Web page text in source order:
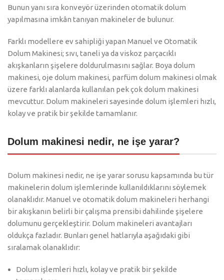
Bunun yanı sıra konveyör üzerinden otomatik dolum
yapılmasına imkân tanıyan makineler de bulunur.
Farklı modellere ev sahipliği yapan Manuel ve Otomatik
Dolum Makinesi; sıvı, taneli ya da viskoz parçacıklı
akışkanların şişelere doldurulmasını sağlar. Boya dolum
makinesi, oje dolum makinesi, parfüm dolum makinesi olmak
üzere farklı alanlarda kullanılan pek çok dolum makinesi
mevcuttur. Dolum makineleri sayesinde dolum işlemleri hızlı,
kolay ve pratik bir şekilde tamamlanır.
Dolum makinesi nedir, ne işe yarar?
Dolum makinesi nedir, ne işe yarar sorusu kapsamında bu tür
makinelerin dolum işlemlerinde kullanıldıklarını söylemek
olanaklıdır. Manuel ve otomatik dolum makineleri herhangi
bir akışkanın belirli bir çalışma prensibi dahilinde şişelere
dolumunu gerçekleştirir. Dolum makineleri avantajları
oldukça fazladır. Bunları genel hatlarıyla aşağıdaki gibi
sıralamak olanaklıdır:
Dolum işlemleri hızlı, kolay ve pratik bir şekilde